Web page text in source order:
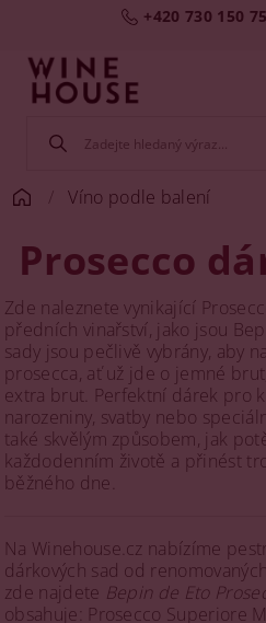
+420 730 150
Víno podle balení
Prosecco
Zde naleznete vynikající
předních vinařství, jako jsou
sady jsou pečlivě vybrány, aby
prosecca, ať už jde o jemné
extra brut. Perfektní dárek pro
narozeniny, svatby nebo
také skvělým způsobem, jak
každodenním životě a přinést
běžného dne.
Na Winehouse.cz nabízíme
dárkových sad od
zde najdete Bepin de Eto
obsahuje: Prosecco Superiore